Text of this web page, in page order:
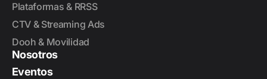
Plataformas & RRSS
CTV & Streaming Ads
Dooh & Movilidad
Nosotros
Eventos